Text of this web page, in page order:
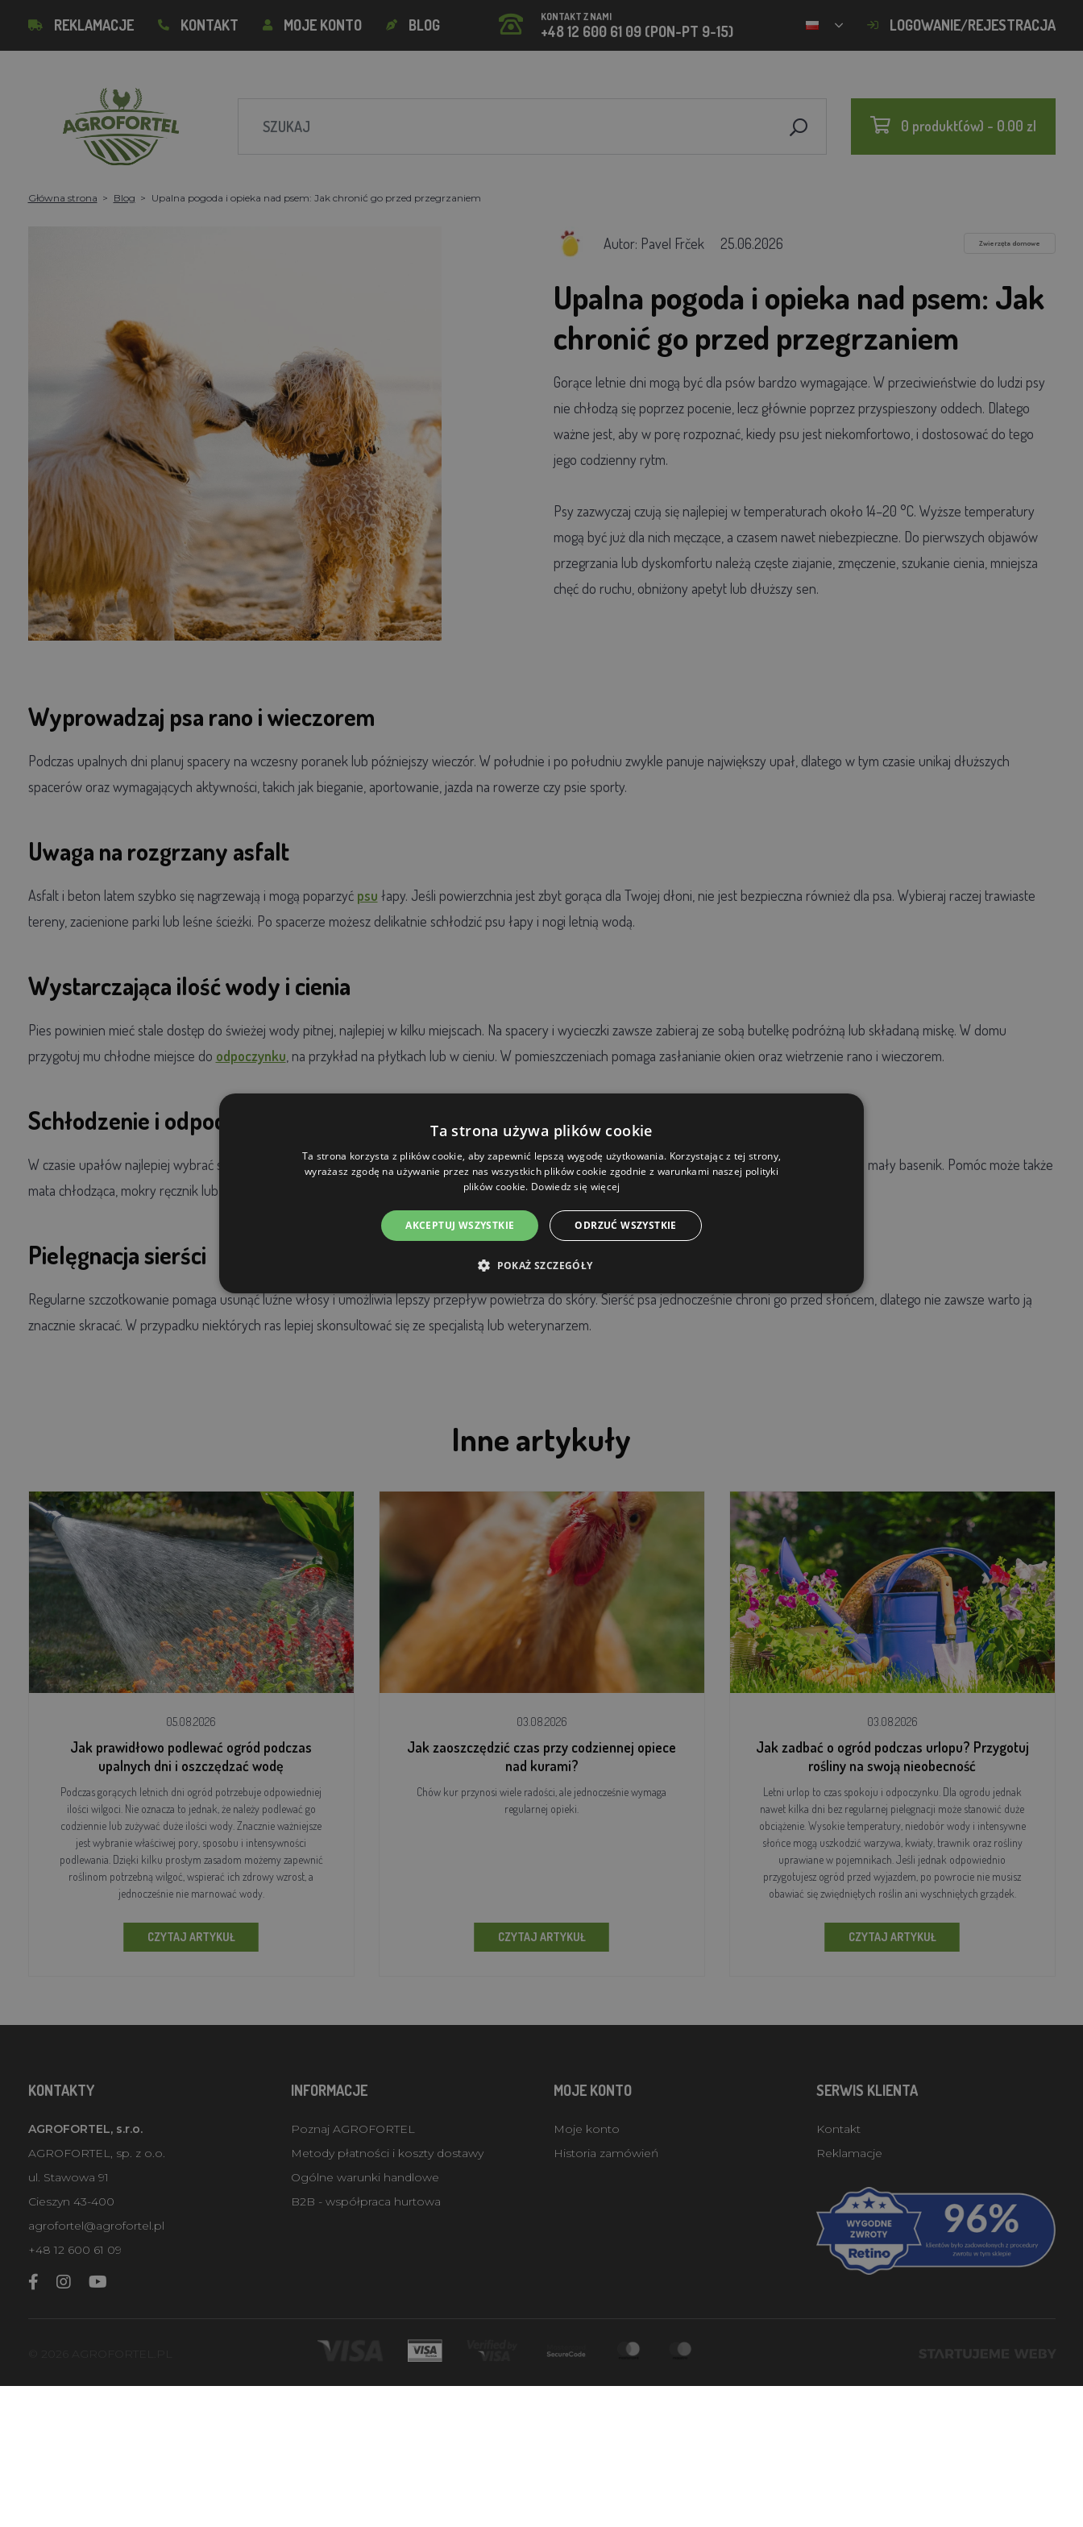
REKLAMACJE KONTAKT MOJE KONTO BLOG KONTAKT Z NAMI
+48 12 600 61 09 (PON-PT 9-15) LOGOWANIE/REJESTRACJA
0 produkt(ów) - 0.00 zl
Główna strona Blog Upalna pogoda i opieka nad psem: Jak chronić go przed przegrzaniem
Autor: Pavel Frček 25.06.2026 Zwierzęta domowe
Upalna pogoda i opieka nad psem: Jak
chronić go przed przegrzaniem
Gorące letnie dni mogą być dla psów bardzo wymagające. W przeciwieństwie do ludzi psy
nie chłodzą się poprzez pocenie, lecz głównie poprzez przyspieszony oddech. Dlatego
ważne jest, aby w porę rozpoznać, kiedy psu jest niekomfortowo, i dostosować do tego
jego codzienny rytm.
Psy zazwyczaj czują się najlepiej w temperaturach około 14–20 °C. Wyższe temperatury
mogą być już dla nich męczące, a czasem nawet niebezpieczne. Do pierwszych objawów
przegrzania lub dyskomfortu należą częste ziajanie, zmęczenie, szukanie cienia, mniejsza
chęć do ruchu, obniżony apetyt lub dłuższy sen.
Wyprowadzaj psa rano i wieczorem
Podczas upalnych dni planuj spacery na wczesny poranek lub późniejszy wieczór. W południe i po południu zwykle panuje największy upał, dlatego w tym czasie unikaj dłuższych
spacerów oraz wymagających aktywności, takich jak bieganie, aportowanie, jazda na rowerze czy psie sporty.
Uwaga na rozgrzany asfalt
Asfalt i beton latem szybko się nagrzewają i mogą poparzyć psu łapy. Jeśli powierzchnia jest zbyt gorąca dla Twojej dłoni, nie jest bezpieczna również dla psa. Wybieraj raczej trawiaste
tereny, zacienione parki lub leśne ścieżki. Po spacerze możesz delikatnie schłodzić psu łapy i nogi letnią wodą.
Wystarczająca ilość wody i cienia
Pies powinien mieć stale dostęp do świeżej wody pitnej, najlepiej w kilku miejscach. Na spacery i wycieczki zawsze zabieraj ze sobą butelkę podróżną lub składaną miskę. W domu
przygotuj mu chłodne miejsce do odpoczynku , na przykład na płytkach lub w cieniu. W pomieszczeniach pomaga zasłanianie okien oraz wietrzenie rano i wieczorem.
Schłodzenie i odpoczynek
W czasie upałów najlepiej wybrać spokojniejszy tryb dnia. Jeśli pies lubi wodę, możesz zabrać go nad jezioro, strumień albo przygotować mu w ogrodzie mały basenik. Pomóc może także
mata chłodząca, mokry ręcznik lub delikatne odświeżenie wodą. Nigdy jednak nie zmuszaj psa do kąpieli i nie schładzaj go lodowatą wodą.
Pielęgnacja sierści
Regularne szczotkowanie pomaga usunąć luźne włosy i umożliwia lepszy przepływ powietrza do skóry. Sierść psa jednocześnie chroni go przed słońcem, dlatego nie zawsze warto ją
znacznie skracać. W przypadku niektórych ras lepiej skonsultować się ze specjalistą lub weterynarzem.
Inne artykuły
05.08.2026
Jak prawidłowo podlewać ogród podczas
upalnych dni i oszczędzać wodę
Podczas gorących letnich dni ogród potrzebuje odpowiedniej
ilości wilgoci. Nie oznacza to jednak, że należy podlewać go
codziennie lub zużywać duże ilości wody. Znacznie ważniejsze
jest wybranie właściwej pory, sposobu i intensywności
podlewania. Dzięki kilku prostym zasadom możemy zapewnić
roślinom potrzebną wilgoć, wspierać ich zdrowy wzrost, a
jednocześnie nie marnować wody.
CZYTAJ ARTYKUŁ
03.08.2026
Jak zaoszczędzić czas przy codziennej opiece
nad kurami?
Chów kur przynosi wiele radości, ale jednocześnie wymaga
regularnej opieki.
CZYTAJ ARTYKUŁ
03.08.2026
Jak zadbać o ogród podczas urlopu? Przygotuj
rośliny na swoją nieobecność
Letni urlop to czas spokoju i odpoczynku. Dla ogrodu jednak
nawet kilka dni bez regularnej pielęgnacji może stanowić duże
obciążenie. Wysokie temperatury, niedobór wody i intensywne
słońce mogą uszkodzić warzywa, kwiaty, trawnik oraz rośliny
uprawiane w pojemnikach. Jeśli jednak odpowiednio
przygotujesz ogród przed wyjazdem, po powrocie nie musisz
obawiać się zwiędniętych roślin ani wyschniętych grządek.
CZYTAJ ARTYKUŁ
KONTAKTY
AGROFORTEL, s.r.o.
AGROFORTEL, sp. z o.o.
ul. Stawowa 91
Cieszyn 43-400
agrofortel@agrofortel.pl
+48 12 600 61 09
INFORMACJE
Poznaj AGROFORTEL
Metody płatności i koszty dostawy
Ogólne warunki handlowe
B2B - współpraca hurtowa
MOJE KONTO
Moje konto
Historia zamówień
SERWIS KLIENTA
Kontakt
Reklamacje
Ta strona używa plików cookie
Ta strona korzysta z plików cookie, aby zapewnić lepszą wygodę użytkowania. Korzystając z tej strony,
wyrażasz zgodę na używanie przez nas wszystkich plików cookie zgodnie z warunkami naszej polityki
plików cookie. Dowiedz się więcej
AKCEPTUJ WSZYSTKIE ODRZUĆ WSZYSTKIE
POKAŻ SZCZEGÓŁY